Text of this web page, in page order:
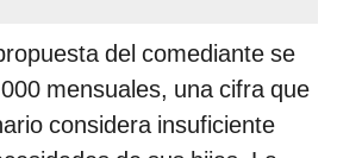
del comediante se
mensuales, una cifra que
considera insuficiente